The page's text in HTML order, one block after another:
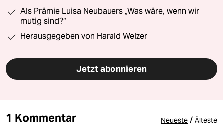
Als Prämie Luisa Neubauers „Was wäre, wenn wir
mutig sind?“
Herausgegeben von Harald Welzer
Jetzt abonnieren
1 Kommentar Neueste / Älteste